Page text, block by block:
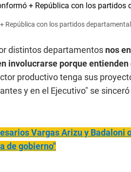
República con los partidos
distintos departamentos nos
involucrarse porque
productivo tenga sus
y en el Ejecutivo" se
Vargas Arizu y Badaloni
de gobierno"